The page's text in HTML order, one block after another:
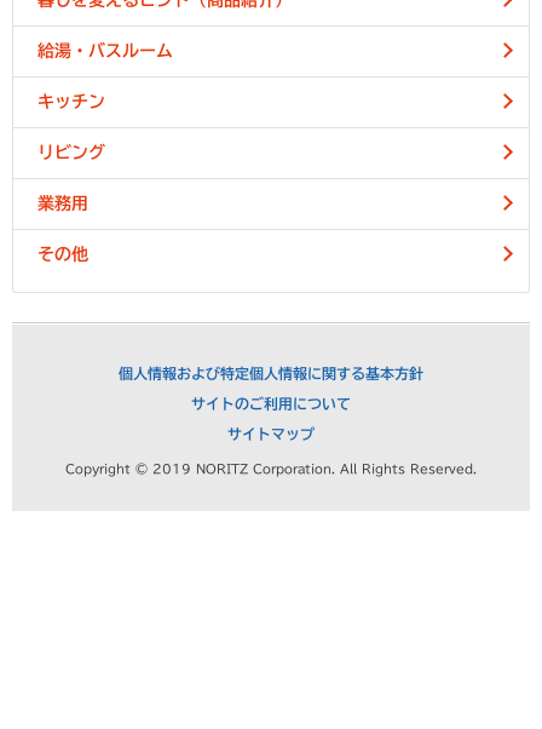
給湯・バスルーム
キッチン
リビング
業務用
その他
個人情報および特定個人情報に関する基本方針
サイトのご利用について
サイトマップ
Copyright © 2019 NORITZ Corporation. All Rights Reserved.